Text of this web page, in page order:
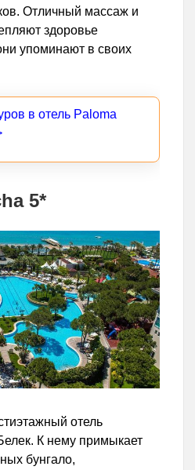
Отличный массаж и
здоровье
упоминают в своих
в отель Paloma
5*
отель
К нему примыкает
бунгало,